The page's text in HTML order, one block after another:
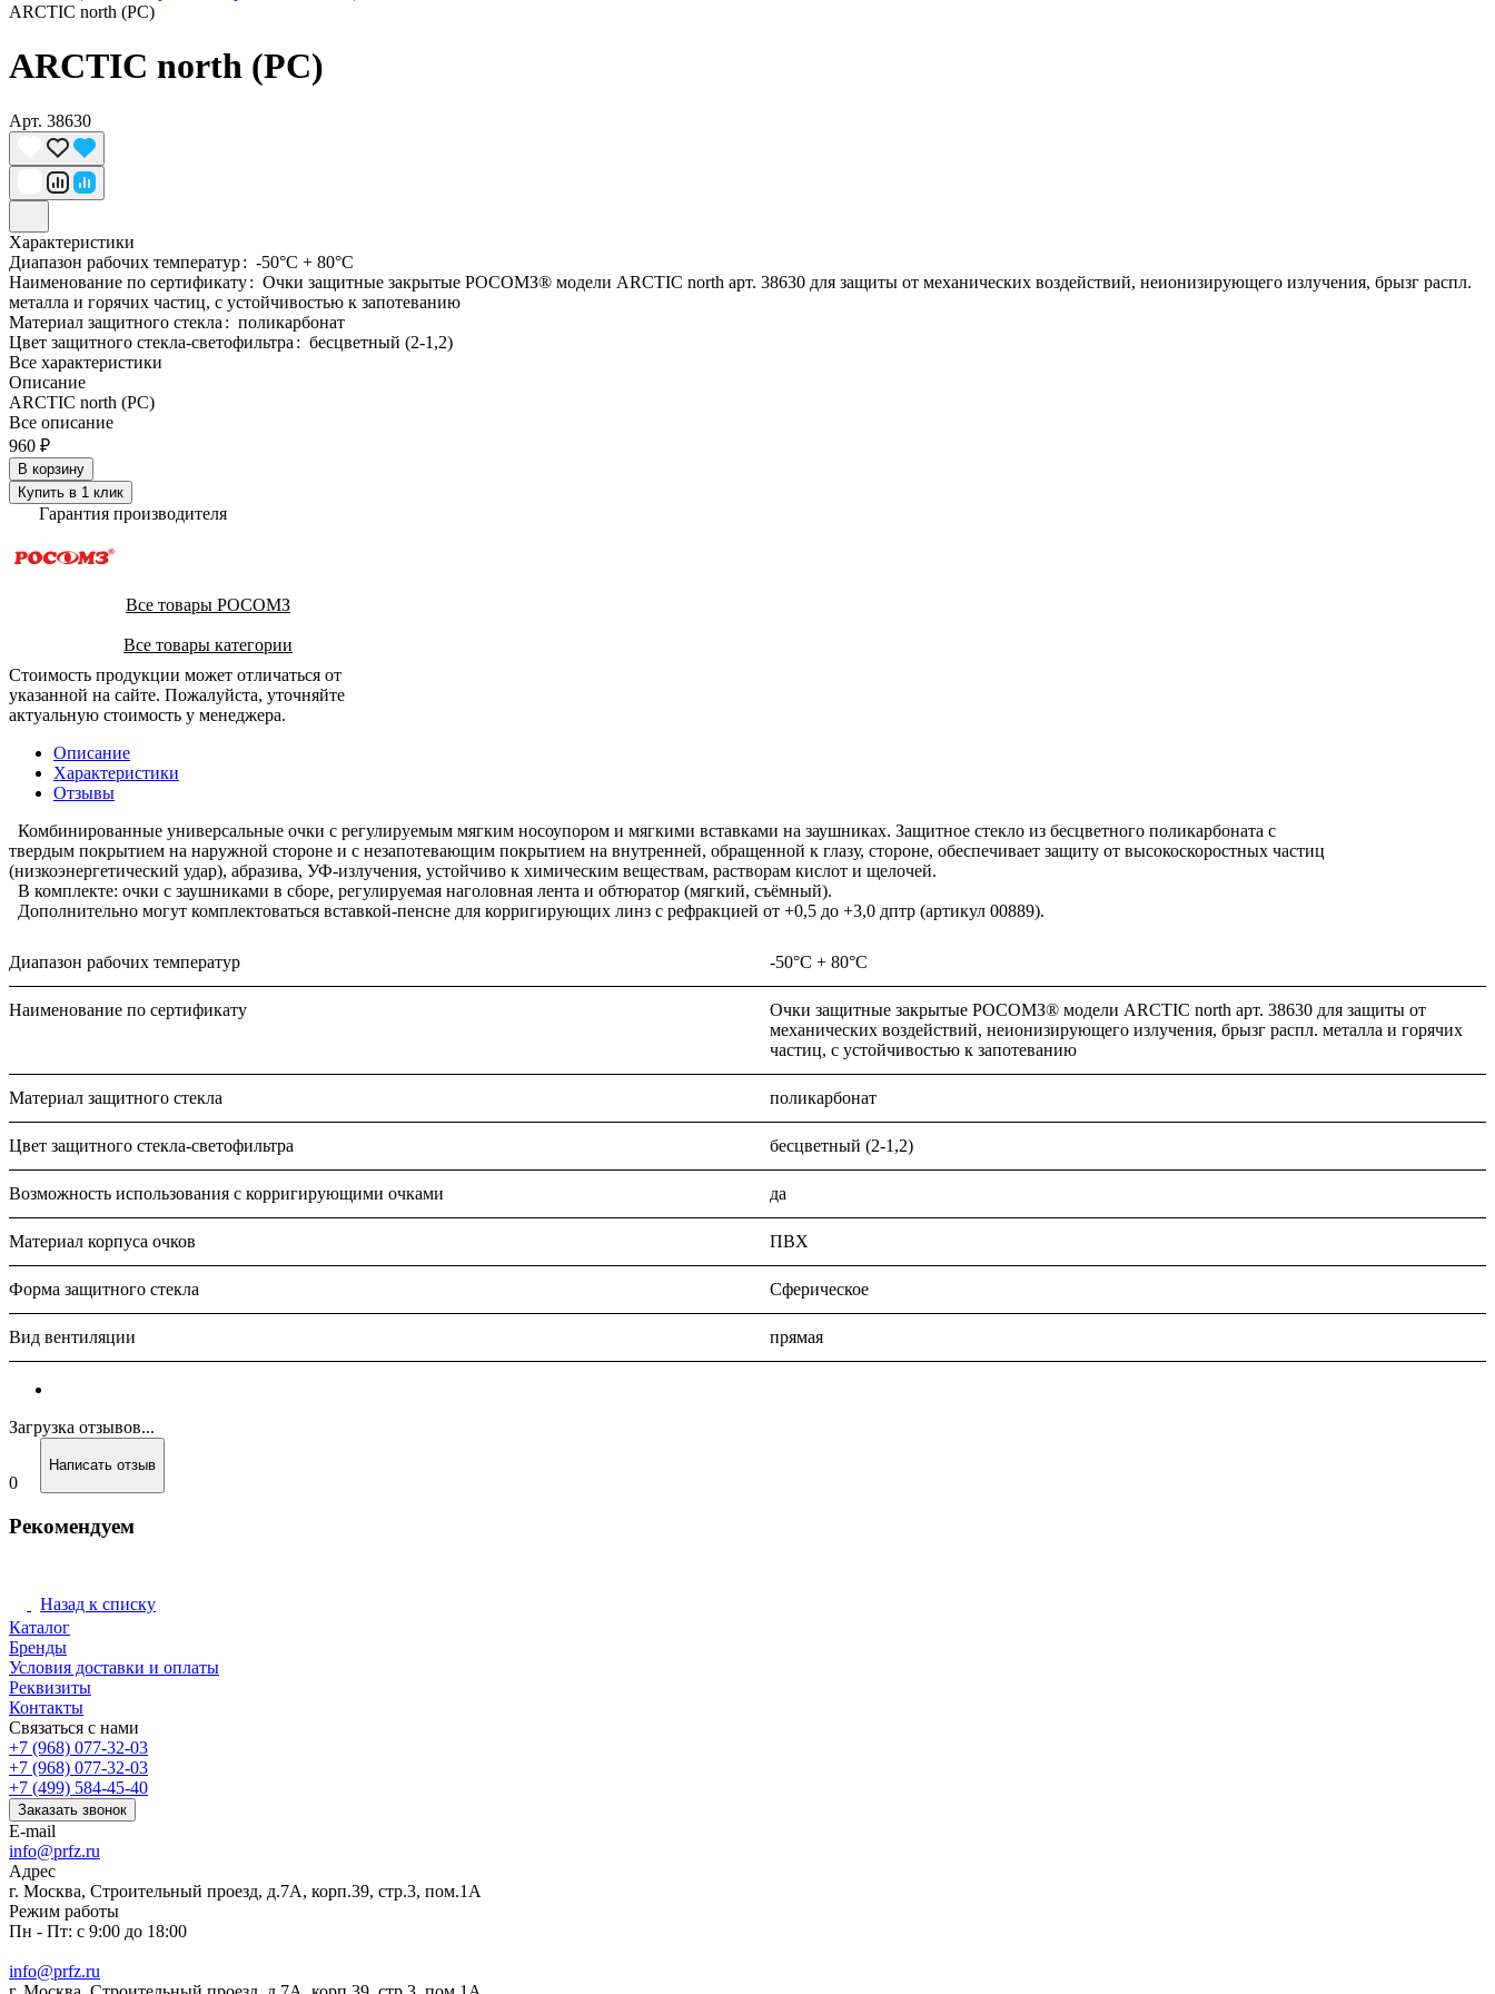
ARCTIC north (PC)
ARCTIC north (PC)
Арт. 38630
Характеристики
Диапазон рабочих температур: -50°C + 80°C
Наименование по сертификату: Очки защитные закрытые РОСОМЗ® модели ARCTIC north арт. 38630 для защиты от механических воздействий, неионизирующего излучения, брызг распл.
металла и горячих частиц, с устойчивостью к запотеванию
Материал защитного стекла: поликарбонат
Цвет защитного стекла-светофильтра: бесцветный (2-1,2)
Все характеристики
Описание
ARCTIC north (PC)
Все описание
960 ₽
В корзину
Купить в 1 клик
Гарантия производителя
Все товары РОСОМЗ
Все товары категории
Стоимость продукции может отличаться от
указанной на сайте. Пожалуйста, уточняйте
актуальную стоимость у менеджера.
Описание
Характеристики
Отзывы
Комбинированные универсальные очки с регулируемым мягким носоупором и мягкими вставками на заушниках. Защитное стекло из бесцветного поликарбоната с
твердым покрытием на наружной стороне и с незапотевающим покрытием на внутренней, обращенной к глазу, стороне, обеспечивает защиту от высокоскоростных частиц
(низкоэнергетический удар), абразива, УФ-излучения, устойчиво к химическим веществам, растворам кислот и щелочей.
В комплекте: очки с заушниками в сборе, регулируемая наголовная лента и обтюратор (мягкий, съёмный).
Дополнительно могут комплектоваться вставкой-пенсне для корригирующих линз с рефракцией от +0,5 до +3,0 дптр (артикул 00889).
Диапазон рабочих температур -50°C + 80°C
Наименование по сертификату
Очки защитные закрытые РОСОМЗ® модели ARCTIC north арт. 38630 для защиты от
механических воздействий, неионизирующего излучения, брызг распл. металла и горячих
частиц, с устойчивостью к запотеванию
Материал защитного стекла поликарбонат
Цвет защитного стекла-светофильтра бесцветный (2-1,2)
Возможность использования с корригирующими очками да
Материал корпуса очков ПВХ
Форма защитного стекла Сферическое
Вид вентиляции прямая
Загрузка отзывов...
0
Написать отзыв
Рекомендуем
Назад к списку
Каталог
Бренды
Условия доставки и оплаты
Реквизиты
Контакты
Связаться с нами
+7 (968) 077-32-03
+7 (968) 077-32-03
+7 (499) 584-45-40
Заказать звонок
E-mail
info@prfz.ru
Адрес
г. Москва, Строительный проезд, д.7А, корп.39, стр.3, пом.1А
Режим работы
Пн - Пт: с 9:00 до 18:00
info@prfz.ru